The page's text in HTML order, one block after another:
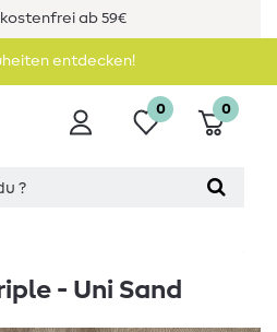
ab 59€
entdecken!
0 0
- Uni Sand